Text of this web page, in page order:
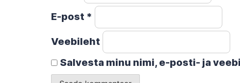
E-post *
Veebileht
Salvesta minu nimi, e-posti- ja